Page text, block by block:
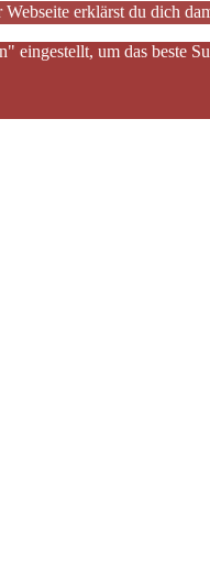
erklärst du dich
eingestellt, um das beste